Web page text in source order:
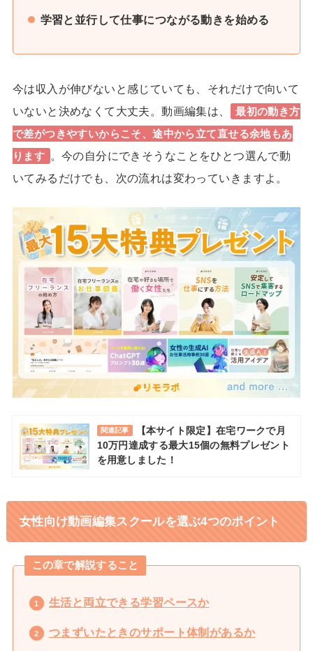
学習と並行して仕事につながる動きを始める
今は収入が伸びないと感じていても、それだけで向いて
いないと決めなくて大丈夫。動画編集は、
最初の動き方
で差がつきやすいからこそ、途中から立て直せる余地もあ
ります
。今の自分にできそうなことをひとつ選んで動
いてみるだけでも、次の流れは変わっていきますよ。
関連記事
【本サイト限定】在宅ワークで月
10万円達成する最大15個の無料プレゼント
を用意しました！
女性向け動画編集スクールを選ぶ4つのポイント
この章で解説すること
生活と両立できる学習ペースか
つまずいたときのサポート体制があるか